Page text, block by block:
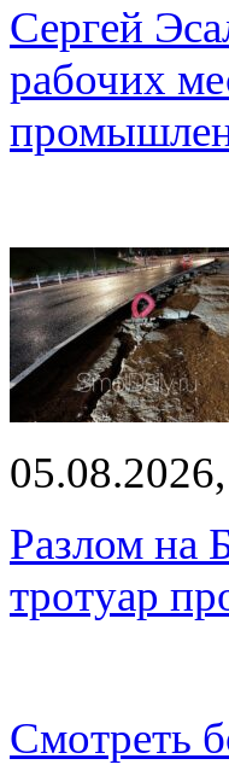
Сергей
рабочих
Разлом на
тротуар
Смотреть